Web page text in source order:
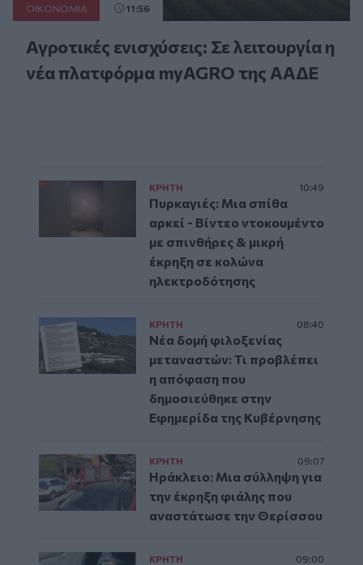
ΟΙΚΟΝΟΜΙΑ 11:56
Αγροτικές ενισχύσεις: Σε λειτουργία η
νέα πλατφόρμα myAGRO της ΑΑΔΕ
ΚΡΗΤΗ 10:49
Πυρκαγιές: Μια σπίθα
αρκεί - Βίντεο ντοκουμέντο
με σπινθήρες & μικρή
έκρηξη σε κολώνα
ηλεκτροδότησης
ΚΡΗΤΗ 08:40
Νέα δομή φιλοξενίας
μεταναστών: Τι προβλέπει
η απόφαση που
δημοσιεύθηκε στην
Εφημερίδα της Κυβέρνησης
ΚΡΗΤΗ 09:07
Ηράκλειο: Μια σύλληψη για
την έκρηξη φιάλης που
αναστάτωσε την Θερίσσου
ΚΡΗΤΗ 09:00